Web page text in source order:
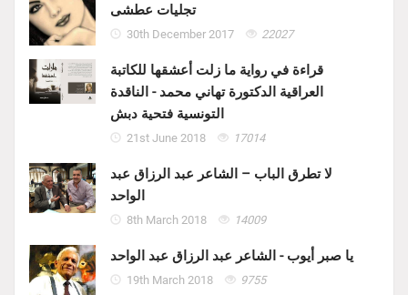
تجليات عطشى
30th December 2017 22027
قراءة في رواية ما زلت أعشقها للكاتبة
العراقية الدكتورة تهاني محمد - الناقدة
التونسية فتحية دبش
21st June 2018 17014
لا تطرق الباب – الشاعر عبد الرزاق عبد
الواحد
8th March 2018 14009
يا صبر أيوب - الشاعر عبد الرزاق عبد الواحد
19th March 2018 9755